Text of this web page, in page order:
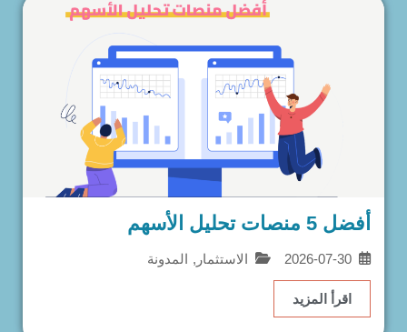
أفضل 5 منصات تحليل الأسهم
2026-07-30 الاستثمار , المدونة
اقرأ المزيد